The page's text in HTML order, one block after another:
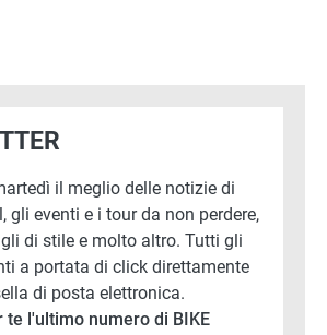
il meglio delle notizie di
gli eventi e i tour da non perdere,
di stile e molto altro. Tutti gli
a portata di click direttamente
di posta elettronica.
te l'ultimo numero di BIKE